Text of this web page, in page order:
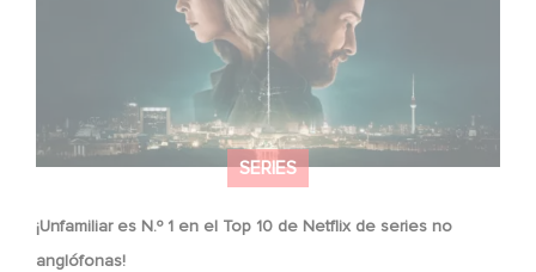
SERIES
¡Unfamiliar es N.º 1 en el Top 10 de Netflix de series no
anglófonas!